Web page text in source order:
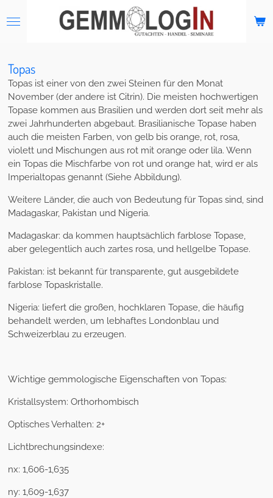
Hauptinhalt
Topas
Topas ist einer von den zwei Steinen für den Monat
November (der andere ist Citrin). Die meisten hochwertigen
Topase kommen aus Brasilien und werden dort seit mehr als
zwei Jahrhunderten abgebaut. Brasilianische Topase haben
auch die meisten Farben, von gelb bis orange, rot, rosa,
violett und Mischungen aus rot mit orange oder lila. Wenn
ein Topas die Mischfarbe von rot und orange hat, wird er als
Imperialtopas genannt (Siehe Abbildung).
Weitere Länder, die auch von Bedeutung für Topas sind, sind
Madagaskar, Pakistan und Nigeria.
Madagaskar: da kommen hauptsächlich farblose Topase,
aber gelegentlich auch zartes rosa, und hellgelbe Topase.
Pakistan: ist bekannt für transparente, gut ausgebildete
farblose Topaskristalle.
Nigeria: liefert die großen, hochklaren Topase, die häufig
behandelt werden, um lebhaftes Londonblau und
Schweizerblau zu erzeugen.
Wichtige gemmologische Eigenschaften von Topas:
Kristallsystem: Orthorhombisch
Optisches Verhalten: 2+
Lichtbrechungsindexe:
nx: 1,606-1,635
ny: 1,609-1,637